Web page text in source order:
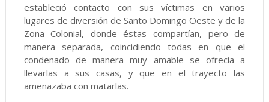
estableció contacto con sus víctimas en varios
lugares de diversión de Santo Domingo Oeste y de la
Zona Colonial, donde éstas compartían, pero de
manera separada, coincidiendo todas en que el
condenado de manera muy amable se ofrecía a
llevarlas a sus casas, y que en el trayecto las
amenazaba con matarlas.